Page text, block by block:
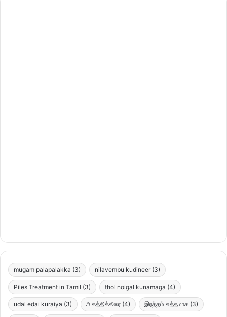
mugam palapalakka (3) nilavembu kudineer (3)
Piles Treatment in Tamil (3) thol noigal kunamaga (4)
udal edai kuraiya (3) அகத்திக்கீரை (4) இரத்தம் சுத்தமாக (3)